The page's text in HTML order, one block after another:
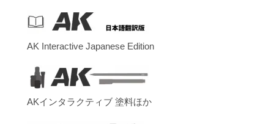
AK Interactive Japanese Edition
AKインタラクティブ 塗料ほか